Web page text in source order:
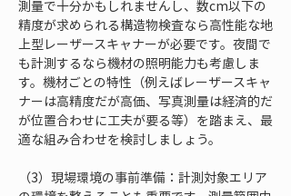
測量で十分かもしれませんし、数cm以下の
精度が求められる構造物検査なら高性能な地
上型レーザースキャナーが必要です。夜間で
も計測するなら機材の照明能力も考慮しま
す。機材ごとの特性（例えばレーザースキャ
ナーは高精度だが高価、写真測量は経済的だ
が位置合わせに工夫が要る等）を踏まえ、最
適な組み合わせを検討しましょう。
（3）現場環境の事前準備：計測対象エリア